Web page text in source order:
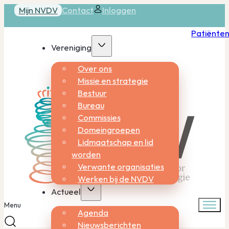
Mijn NVDV Contact Inloggen
Vereniging
Over ons
Missie en strategie
Bestuur
Bureau
Commissies
Domeingroepen
Lidmaatschap en lid
worden
Verwante organisaties
Werken bij de NVDV
Actueel
Agenda
Nieuwsberichten
Menu